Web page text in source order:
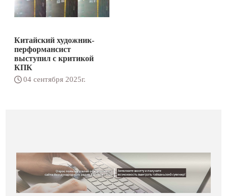
Китайский художник-
перформансист
выступил с критикой
КПК
04 сентября 2025г.